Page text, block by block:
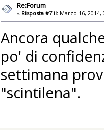
Re:Forum
« Risposta #7 il: Marzo 16, 2014,
Ancora
po' di
settimana
"scintilena".